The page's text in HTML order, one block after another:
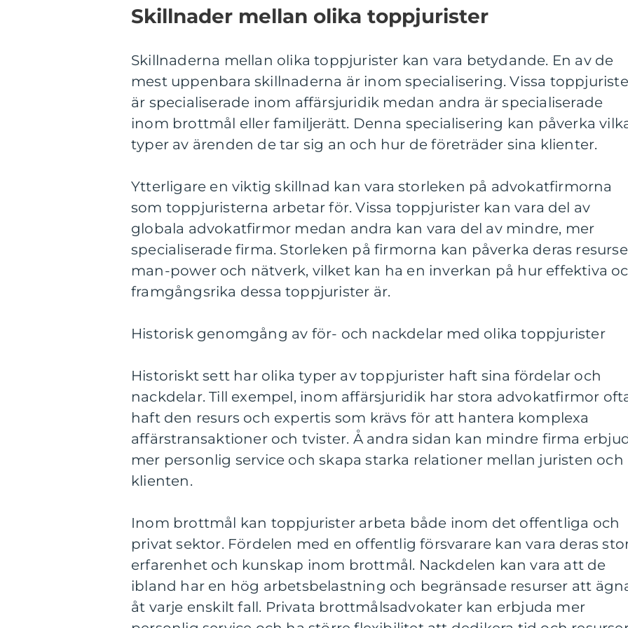
Skillnader mellan olika toppjurister
Skillnaderna mellan olika toppjurister kan vara betydande. En av de
mest uppenbara skillnaderna är inom specialisering. Vissa
är specialiserade inom affärsjuridik medan andra är specialiserade
inom brottmål eller familjerätt. Denna specialisering kan påverka
typer av ärenden de tar sig an och hur de företräder sina klienter.
Ytterligare en viktig skillnad kan vara storleken på advokatfirmorna
som toppjuristerna arbetar för. Vissa toppjurister kan vara del av
globala advokatfirmor medan andra kan vara del av mindre, mer
specialiserade firma. Storleken på firmorna kan påverka deras
man-power och nätverk, vilket kan ha en inverkan på hur effektiva
framgångsrika dessa toppjurister är.
Historisk genomgång av för- och nackdelar med olika toppjurister
Historiskt sett har olika typer av toppjurister haft sina fördelar och
nackdelar. Till exempel, inom affärsjuridik har stora advokatfirmor
haft den resurs och expertis som krävs för att hantera komplexa
affärstransaktioner och tvister. Å andra sidan kan mindre firma
mer personlig service och skapa starka relationer mellan juristen och
klienten.
Inom brottmål kan toppjurister arbeta både inom det offentliga och
privat sektor. Fördelen med en offentlig försvarare kan vara deras
erfarenhet och kunskap inom brottmål. Nackdelen kan vara att de
ibland har en hög arbetsbelastning och begränsade resurser att
åt varje enskilt fall. Privata brottmålsadvokater kan erbjuda mer